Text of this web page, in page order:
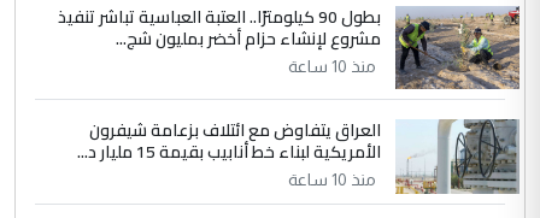
بطول 90 كيلومترًا.. العتبة العباسية تباشر تنفيذ
مشروع لإنشاء حزام أخضر بمليون شج...
منذ 10 ساعة
العراق يتفاوض مع ائتلاف بزعامة شيفرون
الأمريكية لبناء خط أنابيب بقيمة 15 مليار د...
منذ 10 ساعة